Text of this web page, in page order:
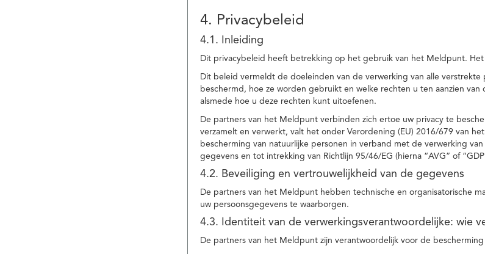
4. Privacybeleid
4.1. Inleiding
Dit privacybeleid heeft betrekking op het gebruik van het Meldpunt.
Dit beleid vermeldt de doeleinden van de verwerking van alle
beschermd, hoe ze worden gebruikt en welke rechten u ten aanzien
alsmede hoe u deze rechten kunt uitoefenen.
De partners van het Meldpunt verbinden zich ertoe uw privacy te
verzamelt en verwerkt, valt het onder Verordening (EU) 2016/679 van
bescherming van natuurlijke personen in verband met de verwerking
gegevens en tot intrekking van Richtlijn 95/46/EG (hierna “AVG” of
4.2. Beveiliging en vertrouwelijkheid van de gegevens
De partners van het Meldpunt hebben technische en organisatorische
uw persoonsgegevens te waarborgen.
4.3. Identiteit van de verwerkingsverantwoordelijke: wie
De partners van het Meldpunt zijn verantwoordelijk voor de